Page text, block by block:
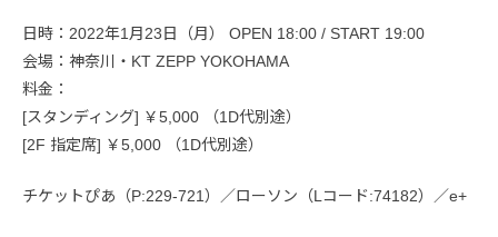
日時：2022年1月23日（月） OPEN 18:00 / START 19:00
会場：神奈川・KT ZEPP YOKOHAMA
料金：
[スタンディング] ￥5,000 （1D代別途）
[2F 指定席] ￥5,000 （1D代別途）
チケットぴあ（P:229-721）／ローソン（Lコード:74182）／e+